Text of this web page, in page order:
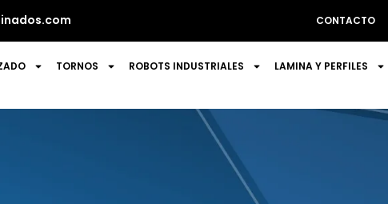
CONTACTO
TORNOS ROBOTS INDUSTRIALES LAMINA Y PERFILES